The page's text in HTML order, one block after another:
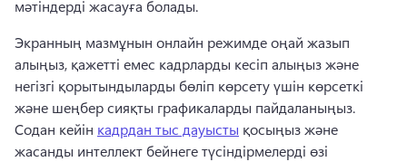
мәтіндерді жасауға болады.
Экранның мазмұнын онлайн режимде оңай жазып
алыңыз, қажетті емес кадрларды кесіп алыңыз және
негізгі қорытындыларды бөліп көрсету үшін көрсеткі
Содан кейін кадрдан тыс дауысты қосыңыз және
жасанды интеллект бейнеге түсіндірмелерді өзі